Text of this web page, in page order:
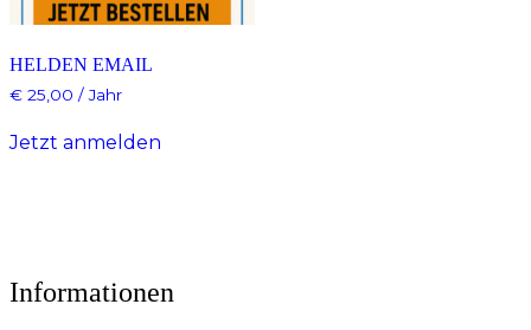
HELDEN EMAIL
€ 25,00 / Jahr
Jetzt anmelden
Informationen